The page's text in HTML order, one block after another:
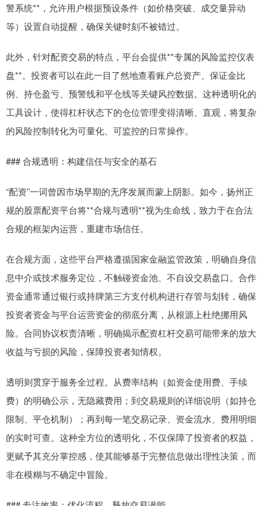
警系统**，允许用户根据预设条件（如价格突破、成交量异动
等）设置自动提醒，确保关键时刻不被错过。
此外，针对配资交易的特点，平台会提供**专属的风险监控仪表
盘**。投资者可以在此一目了然地查看账户总资产、保证金比
例、持仓盈亏、预警线和平仓线等关键风控数据。这种透明化的
工具设计，使得杠杆状态下的仓位管理变得清晰、直观，将复杂
的风险控制转化为可量化、可监控的日常操作。
### 合规透明：构建信任与安全的基石
“配资”一词曾因市场早期的无序发展而蒙上阴影。如今，扬州正
规的股票配资平台将**合规与透明**视为生命线，致力于在合法
合规的框架内运营，重建市场信任。
在合规方面，这些平台严格遵循国家金融监管政策，明确自身信
息中介或技术服务定位，不触碰资金池、不自设交易盘口。合作
资金通常通过银行或持牌第三方支付机构进行存管与划转，确保
投资者资金与平台运营资金的彻底分离，从根源上杜绝挪用风
险。合同协议权责清晰，明确揭示配资杠杆交易可能带来的放大
收益与亏损的风险，保障投资者知情权。
透明则贯穿于服务全过程。从费率结构（如资金使用费、手续
费）的明确公示，无隐藏费用；到交易规则的详细说明（如持仓
限制、平仓机制）；再到每一笔交易记录、资金流水、费用明细
的实时可查。这种全方位的透明化，不仅保障了投资者的权益，
更赋予其充分掌控感，使其能够基于完整信息做出理性决策，而
非在模糊与不确定中冒险。